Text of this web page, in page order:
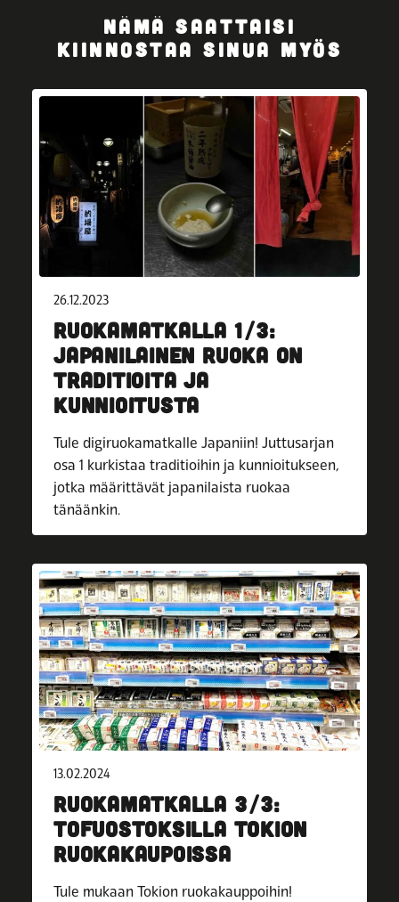
NÄMÄ SAATTAISI
KIINNOSTAA SINUA MYÖS
26.12.2023
RUOKAMATKALLA 1/3:
JAPANILAINEN RUOKA ON
TRADITIOITA JA
KUNNIOITUSTA
Tule digiruokamatkalle Japaniin! Juttusarjan
osa 1 kurkistaa traditioihin ja kunnioitukseen,
jotka määrittävät japanilaista ruokaa
tänäänkin.
13.02.2024
RUOKAMATKALLA 3/3:
TOFUOSTOKSILLA TOKION
RUOKAKAUPOISSA
Tule mukaan Tokion ruokakauppoihin!